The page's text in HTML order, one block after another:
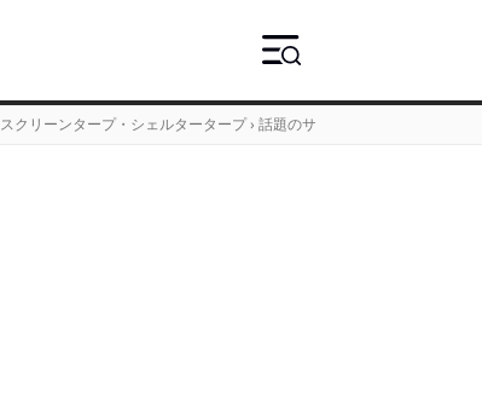
スクリーンタープ・シェルタータープ › 話題のサバティカルのあのテン